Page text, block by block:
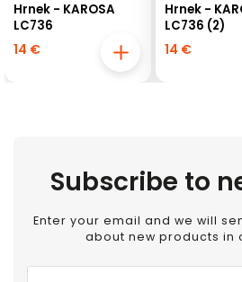
Hrnek - KAROSA
LC736
14 €
Hrnek -
LC736 (2)
14 €
Subscribe to
Enter your email and we will
about new products in